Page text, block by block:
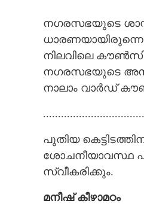
നഗരസഭയുടെ
നിലവിലെ
നഗരസഭയുടെ
നാലാം വാർഡ്
പുതിയ
ശോചനീയാവസ്ഥ
സ്വീകരിക്കും.
മനീഷ് കീഴാമഠം